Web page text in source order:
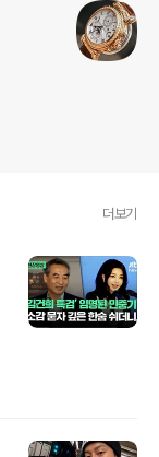
더보기